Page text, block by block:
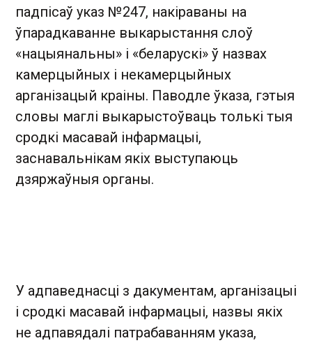
падпісаў указ №247, накіраваны на
ўпарадкаванне выкарыстання слоў
«нацыянальны» і «беларускі» ў назвах
камерцыйных і некамерцыйных
арганізацый краіны. Паводле ўказа, гэтыя
словы маглі выкарыстоўваць толькі тыя
сродкі масавай інфармацыі,
заснавальнікам якіх выступаюць
дзяржаўныя органы.
У адпаведнасці з дакументам, арганізацыі
і сродкі масавай інфармацыі, назвы якіх
не адпавядалі патрабаванням указа,